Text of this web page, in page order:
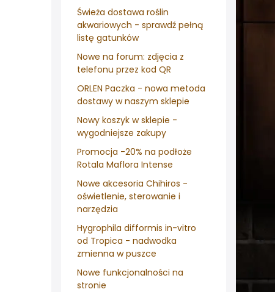
Świeża dostawa roślin
akwariowych - sprawdź pełną
listę gatunków
Nowe na forum: zdjęcia z
telefonu przez kod QR
ORLEN Paczka - nowa metoda
dostawy w naszym sklepie
Nowy koszyk w sklepie -
wygodniejsze zakupy
Promocja -20% na podłoże
Rotala Maflora Intense
Nowe akcesoria Chihiros -
oświetlenie, sterowanie i
narzędzia
Hygrophila difformis in-vitro
od Tropica - nadwodka
zmienna w puszce
Nowe funkcjonalności na
stronie